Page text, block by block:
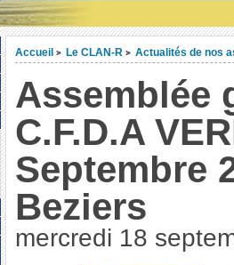
Accueil > Le CLAN-R > Actualités de nos
Assemblée
C.F.D.A
Septembre
Beziers
mercredi 18